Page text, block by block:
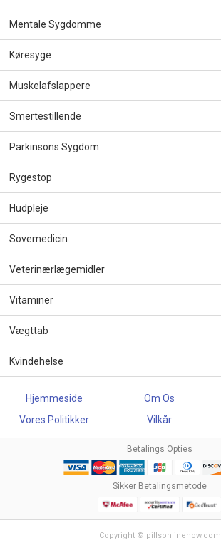
Mentale Sygdomme
Køresyge
Muskelafslappere
Smertestillende
Parkinsons Sygdom
Rygestop
Hudpleje
Sovemedicin
Veterinærlægemidler
Vitaminer
Vægttab
Kvindehelse
Hjemmeside Om Os
Vores Politikker
Vilkår
Betalings Opties
Sikker Betalingsmetode
Copyright © pillsonlinenow.com